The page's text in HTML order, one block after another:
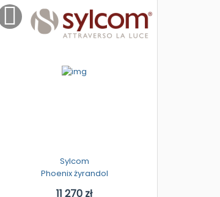
Sylcom
Phoenix żyrandol
11 270 zł